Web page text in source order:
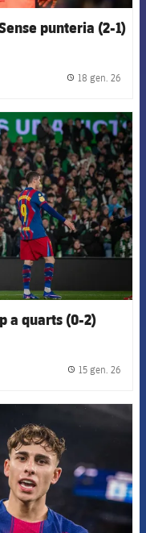
punteria (2-1)
18 gen. 26
badge
a quarts (0-2)
15 gen. 26
badge